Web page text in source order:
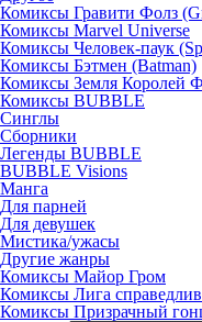
Комиксы Гравити Фолз
Комиксы Marvel Universe
Комиксы Человек-паук
Комиксы Бэтмен (Batman)
Комиксы Земля Королей
Комиксы BUBBLE
Синглы
Сборники
Легенды BUBBLE
BUBBLE Visions
Манга
Для парней
Для девушек
Мистика/ужасы
Другие жанры
Комиксы Майор Гром
Комиксы Лига
Комиксы Призрачный